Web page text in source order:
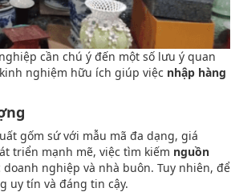
cần chú ý đến một số lưu ý quan
nghiệm hữu ích giúp việc nhập hàng
gốm sứ với mẫu mã đa dạng, giá
triển mạnh mẽ, việc tìm kiếm nguồn
nghiệp và nhà buôn. Tuy nhiên, để
uy tín và đáng tin cậy.